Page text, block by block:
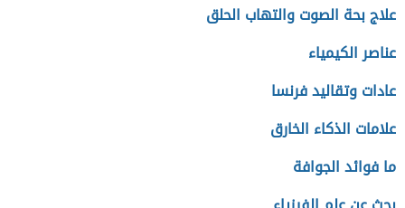
علاج بحة الصوت والتهاب الحلق
عناصر الكيمياء
عادات وتقاليد فرنسا
علامات الذكاء الخارق
ما فوائد الجوافة